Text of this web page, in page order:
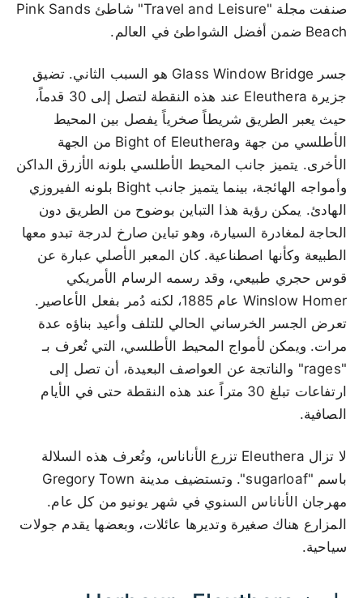
صنفت مجلة "Travel and Leisure" شاطئ Pink Sands
Beach ضمن أفضل الشواطئ في العالم.
جسر Glass Window Bridge هو السبب الثاني. تضيق
جزيرة Eleuthera عند هذه النقطة لتصل إلى 30 قدماً،
حيث يعبر الطريق شريطاً صخرياً يفصل بين المحيط
الأطلسي من جهة وBight of Eleuthera من الجهة
الأخرى. يتميز جانب المحيط الأطلسي بلونه الأزرق الداكن
وأمواجه الهائجة، بينما يتميز جانب Bight بلونه الفيروزي
الهادئ. يمكن رؤية هذا التباين بوضوح من الطريق دون
الحاجة لمغادرة السيارة، وهو تباين صارخ لدرجة تبدو معها
الطبيعة وكأنها اصطناعية. كان المعبر الأصلي عبارة عن
قوس حجري طبيعي، وقد رسمه الرسام الأمريكي
Winslow Homer عام 1885، لكنه دُمر بفعل الأعاصير.
تعرض الجسر الخرساني الحالي للتلف وأعيد بناؤه عدة
مرات. ويمكن لأمواج المحيط الأطلسي، التي تُعرف بـ
"rages" والناتجة عن العواصف البعيدة، أن تصل إلى
ارتفاعات تبلغ 30 متراً عند هذه النقطة حتى في الأيام
الصافية.
لا تزال Eleuthera تزرع الأناناس، وتُعرف هذه السلالة
باسم "sugarloaf". وتستضيف مدينة Gregory Town
مهرجان الأناناس السنوي في شهر يونيو من كل عام.
المزارع هناك صغيرة وتديرها عائلات، وبعضها يقدم جولات
سياحية.